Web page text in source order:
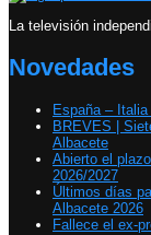
La televisión
Novedades
España –
BREVES |
Albacete
Abierto el
2026/2027
Últimos días
Albacete 2026
Fallece el ex-